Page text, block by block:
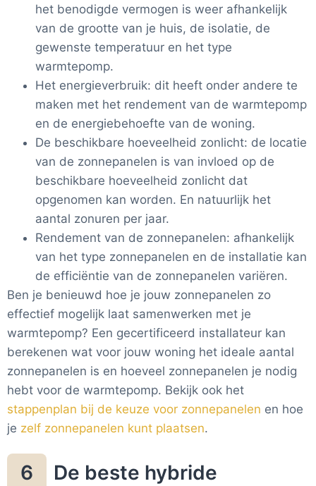
het benodigde vermogen is weer afhankelijk
van de grootte van je huis, de isolatie, de
gewenste temperatuur en het type
warmtepomp.
Het energieverbruik: dit heeft onder andere te
maken met het rendement van de warmtepomp
en de energiebehoefte van de woning.
De beschikbare hoeveelheid zonlicht: de locatie
van de zonnepanelen is van invloed op de
beschikbare hoeveelheid zonlicht dat
opgenomen kan worden. En natuurlijk het
aantal zonuren per jaar.
Rendement van de zonnepanelen: afhankelijk
van het type zonnepanelen en de installatie kan
de efficiëntie van de zonnepanelen variëren.
Ben je benieuwd hoe je jouw zonnepanelen zo
effectief mogelijk laat samenwerken met je
warmtepomp? Een gecertificeerd installateur kan
berekenen wat voor jouw woning het ideale aantal
zonnepanelen is en hoeveel zonnepanelen je nodig
hebt voor de warmtepomp. Bekijk ook het
stappenplan bij de keuze voor zonnepanelen en hoe
je zelf zonnepanelen kunt plaatsen.
6
De beste hybride